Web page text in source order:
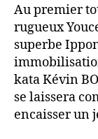
Au premier
rugueux
superbe
kata Kévin
se laissera
encaisser un